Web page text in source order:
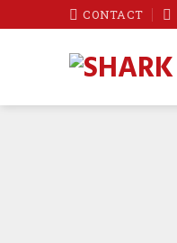
to
CONTACT